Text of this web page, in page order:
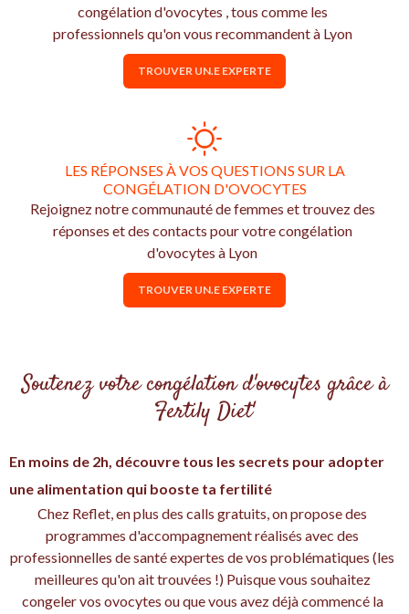
congélation d'ovocytes , tous comme les
professionnels qu'on vous recommandent à Lyon
TROUVER UN.E EXPERTE
LES RÉPONSES À VOS QUESTIONS SUR LA
CONGÉLATION D'OVOCYTES
Rejoignez notre communauté de femmes et trouvez des
réponses et des contacts pour votre congélation
d'ovocytes à Lyon
TROUVER UN.E EXPERTE
Soutenez votre congélation d'ovocytes grâce à
Fertily Diet'
En moins de 2h, découvre tous les secrets pour adopter
une alimentation qui booste ta fertilité
Chez Reflet, en plus des calls gratuits, on propose des
programmes d'accompagnement réalisés avec des
professionnelles de santé expertes de vos problématiques (les
meilleures qu'on ait trouvées !) Puisque vous souhaitez
congeler vos ovocytes ou que vous avez déjà commencé la